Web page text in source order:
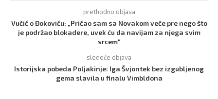
prethodno objava
Vučić o Đokoviću: „Pričao sam sa Novakom veče pre nego što
je podržao blokadere, uvek ću da navijam za njega svim
srcem“
sledeće objava
Istorijska pobeda Poljakinje: Iga Švjontek bez izgubljenog
gema slavila u finalu Vimbldona